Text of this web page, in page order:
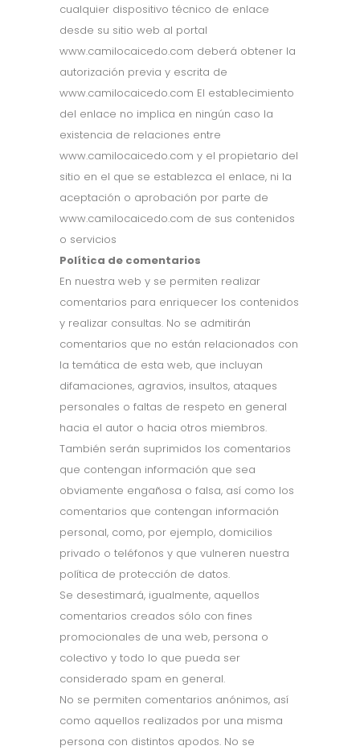
cualquier dispositivo técnico de enlace
desde su sitio web al portal
www.camilocaicedo.com deberá obtener la
autorización previa y escrita de
www.camilocaicedo.com El establecimiento
del enlace no implica en ningún caso la
existencia de relaciones entre
www.camilocaicedo.com y el propietario del
sitio en el que se establezca el enlace, ni la
aceptación o aprobación por parte de
www.camilocaicedo.com de sus contenidos
o servicios
Política de comentarios
En nuestra web y se permiten realizar
comentarios para enriquecer los contenidos
y realizar consultas. No se admitirán
comentarios que no están relacionados con
la temática de esta web, que incluyan
difamaciones, agravios, insultos, ataques
personales o faltas de respeto en general
hacia el autor o hacia otros miembros.
También serán suprimidos los comentarios
que contengan información que sea
obviamente engañosa o falsa, así como los
comentarios que contengan información
personal, como, por ejemplo, domicilios
privado o teléfonos y que vulneren nuestra
política de protección de datos.
Se desestimará, igualmente, aquellos
comentarios creados sólo con fines
promocionales de una web, persona o
colectivo y todo lo que pueda ser
considerado spam en general.
No se permiten comentarios anónimos, así
como aquellos realizados por una misma
persona con distintos apodos. No se